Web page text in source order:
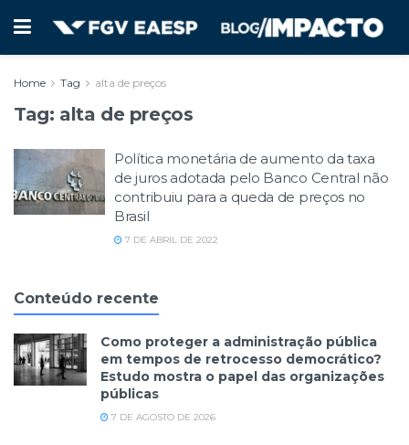
Home Tag alta de preços
Tag: alta de preços
Política monetária de aumento da taxa
de juros adotada pelo Banco Central não
contribuiu para a queda de preços no
Brasil
7 DE ABRIL DE 2022
Conteúdo recente
Como proteger a administração pública
em tempos de retrocesso democrático?
Estudo mostra o papel das organizações
públicas
7 DE AGOSTO DE 2026